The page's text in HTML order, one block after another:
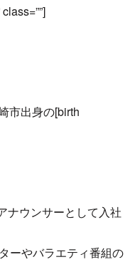
市出身の[birth
ナウンサーとして入社
ーやバラエティ番組の